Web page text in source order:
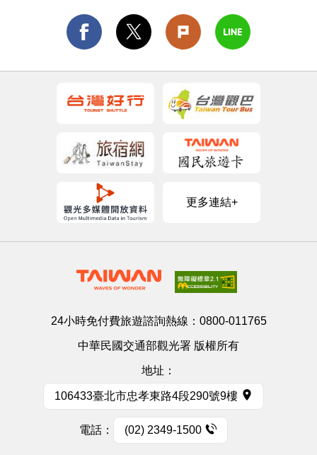
更多連結+
24小時免付費旅遊諮詢熱線： 0800-011765
中華民國交通部觀光署 版權所有
地址：
106433臺北市忠孝東路4段290號9樓
電話： (02) 2349-1500